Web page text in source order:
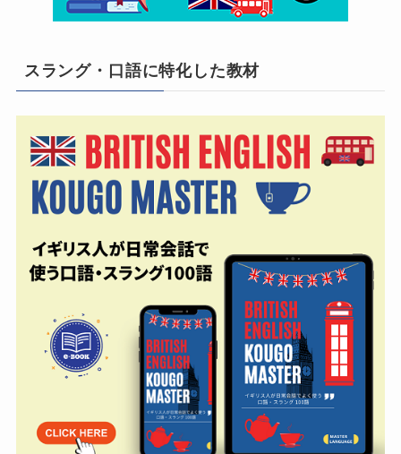
スラング・口語に特化した教材